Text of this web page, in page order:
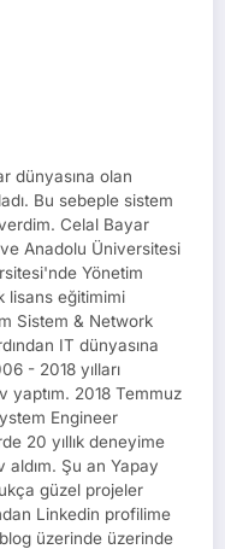
dünyasına olan
Bu sebeple sistem
Celal Bayar
ve Anadolu Üniversitesi
Yönetim
lisans eğitimimi
Sistem & Network
IT dünyasına
- 2018 yılları
yaptım. 2018 Temmuz
Engineer
20 yıllık deneyime
Şu an Yapay
güzel projeler
Linkedin profilime
üzerinde üzerinde